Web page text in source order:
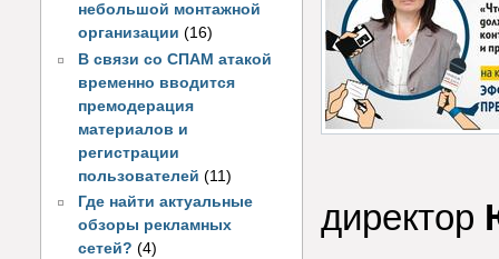
небольшой монтажной
организации (16)
В связи со СПАМ атакой
временно вводится
премодерация
материалов и
регистрации
пользователей(11)
Где найти актуальные
обзоры рекламных
сетей? (4)
директор